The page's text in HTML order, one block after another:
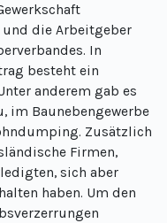
die Arbeitgeber
In
besteht ein
anderem gab es
im Baunebengewerbe
Zusätzlich
Firmen,
sich aber
haben. Um den